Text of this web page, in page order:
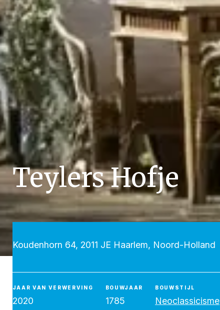
Teylers Hofje
Koudenhorn 64, 2011 JE Haarlem, Noord-Holland
JAAR VAN VERWERVING
2020
BOUWJAAR
1785
BOUWSTIJL
Neoclassicisme